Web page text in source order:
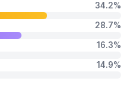
34.2%
28.7%
16.3%
14.9%